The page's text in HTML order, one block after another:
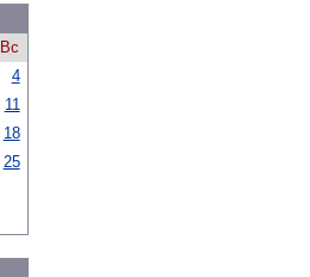
Вс
4
11
18
25